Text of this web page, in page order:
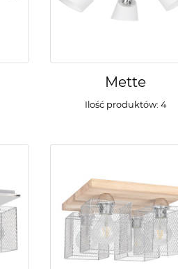
Mette
Ilość produktów: 4